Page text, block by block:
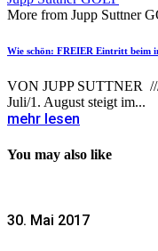
More from Jupp Suttner
Wie schön: FREIER Eintritt beim
VON JUPP SUTTNER
Juli/1. August steigt im...
mehr lesen
You may also like
30. Mai 2017